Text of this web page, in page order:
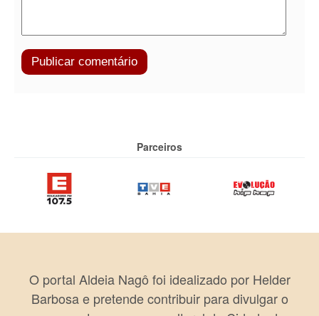
Parceiros
O portal Aldeia Nagô foi idealizado por Helder
Barbosa e pretende contribuir para divulgar o